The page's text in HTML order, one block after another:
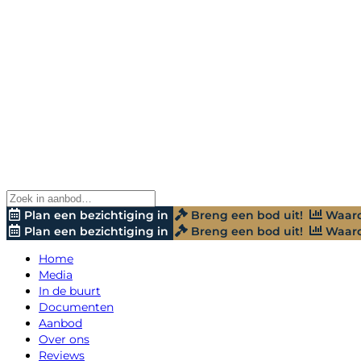
Plan een bezichtiging in Breng een bod uit!
Plan een bezichtiging in
Breng een bod uit!
Home
Media
In de buurt
Documenten
Aanbod
Over ons
Reviews